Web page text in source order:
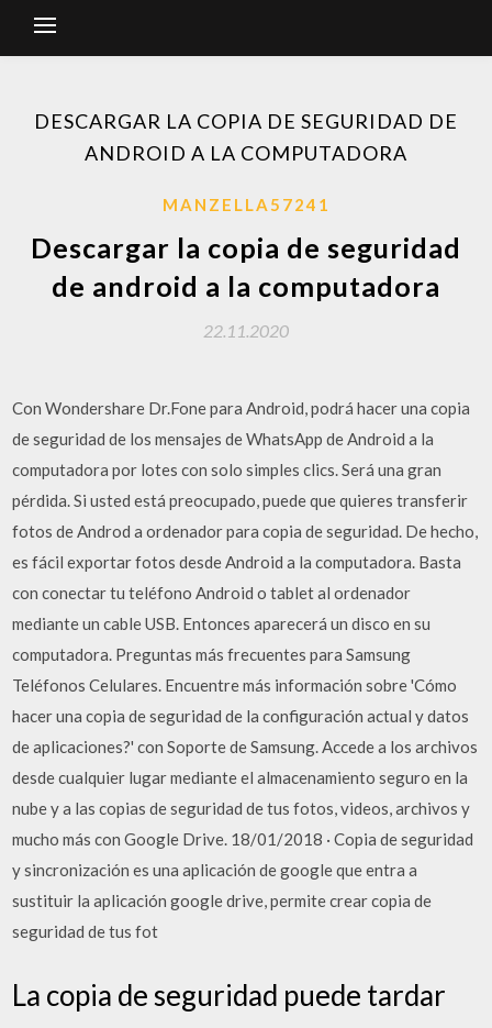
DESCARGAR LA COPIA DE SEGURIDAD DE
ANDROID A LA COMPUTADORA
MANZELLA57241
Descargar la copia de seguridad
de android a la computadora
22.11.2020
Con Wondershare Dr.Fone para Android, podrá hacer una copia
de seguridad de los mensajes de WhatsApp de Android a la
computadora por lotes con solo simples clics. Será una gran
pérdida. Si usted está preocupado, puede que quieres transferir
fotos de Androd a ordenador para copia de seguridad. De hecho,
es fácil exportar fotos desde Android a la computadora. Basta
con conectar tu teléfono Android o tablet al ordenador
mediante un cable USB. Entonces aparecerá un disco en su
computadora. Preguntas más frecuentes para Samsung
Teléfonos Celulares. Encuentre más información sobre 'Cómo
hacer una copia de seguridad de la configuración actual y datos
de aplicaciones?' con Soporte de Samsung. Accede a los archivos
desde cualquier lugar mediante el almacenamiento seguro en la
nube y a las copias de seguridad de tus fotos, videos, archivos y
mucho más con Google Drive. 18/01/2018 · Copia de seguridad
y sincronización es una aplicación de google que entra a
sustituir la aplicación google drive, permite crear copia de
seguridad de tus fot
La copia de seguridad puede tardar